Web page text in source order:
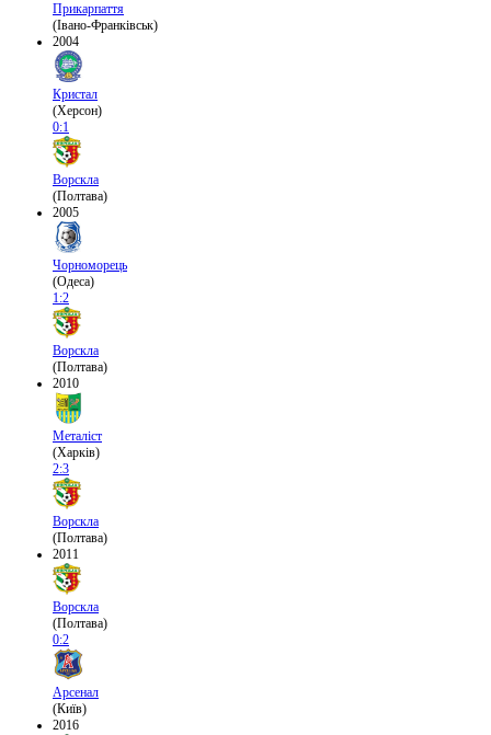
Прикарпаття
(Івано-Франківськ)
2004
Кристал
(Херсон)
0:1
Ворскла
(Полтава)
2005
Чорноморець
(Одеса)
1:2
Ворскла
(Полтава)
2010
Металіст
(Харків)
2:3
Ворскла
(Полтава)
2011
Ворскла
(Полтава)
0:2
Арсенал
(Київ)
2016